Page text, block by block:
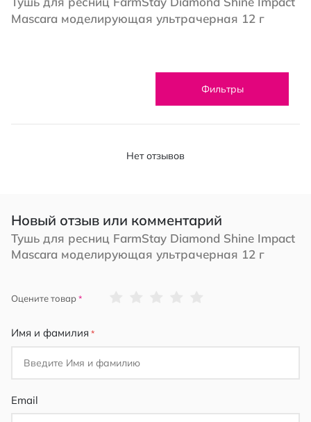
Mascara моделирующая ультрачерная 12 г
Фильтры
Нет отзывов
Новый отзыв или комментарий
Тушь для ресниц FarmStay Diamond Shine Impact
Mascara моделирующая ультрачерная 12 г
Оцените товар
Имя и фамилия
Email